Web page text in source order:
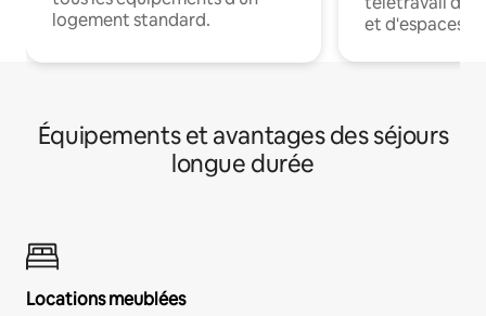
logement standard.
et d'espaces
Équipements et avantages des séjours
longue durée
Locations meublées